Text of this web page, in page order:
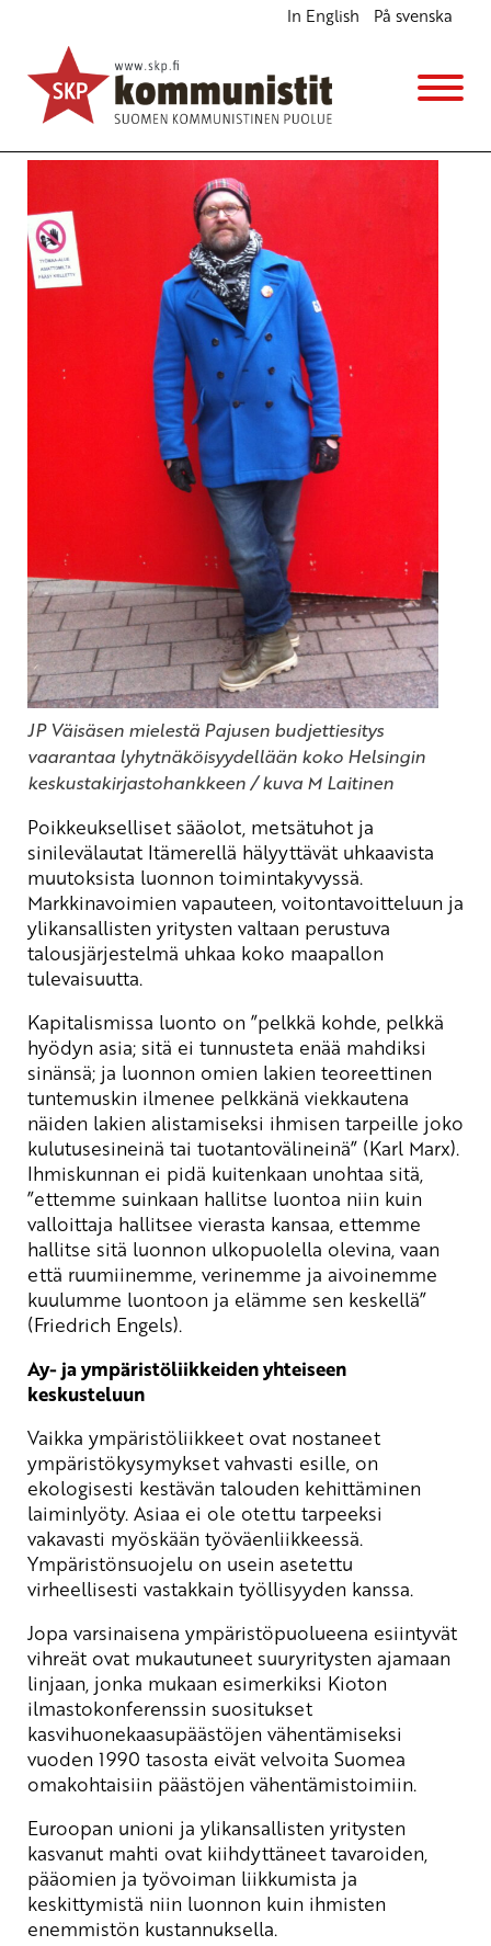
In English På svenska
Talouden ekologinen rakennemuutos on
välttämätön (SKP:n edustajakokous 1998)
Edustajakokousasiakirjat
28.6.1998 - 10:53
JP Väisäsen mielestä Pajusen budjettiesitys
vaarantaa lyhytnäköisyydellään koko Helsingin
keskustakirjastohankkeen / kuva M Laitinen
Poikkeukselliset sääolot, metsätuhot ja
sinilevälautat Itämerellä hälyyttävät uhkaavista
muutoksista luonnon toimintakyvyssä.
Markkinavoimien vapauteen, voitontavoitteluun ja
ylikansallisten yritysten valtaan perustuva
talousjärjestelmä uhkaa koko maapallon
tulevaisuutta.
Kapitalismissa luonto on ”pelkkä kohde, pelkkä
hyödyn asia; sitä ei tunnusteta enää mahdiksi
sinänsä; ja luonnon omien lakien teoreettinen
tuntemuskin ilmenee pelkkänä viekkautena
näiden lakien alistamiseksi ihmisen tarpeille joko
kulutusesineinä tai tuotantovälineinä” (Karl Marx).
Ihmiskunnan ei pidä kuitenkaan unohtaa sitä,
”ettemme suinkaan hallitse luontoa niin kuin
valloittaja hallitsee vierasta kansaa, ettemme
hallitse sitä luonnon ulkopuolella olevina, vaan
että ruumiinemme, verinemme ja aivoinemme
kuulumme luontoon ja elämme sen keskellä”
(Friedrich Engels).
Ay- ja ympäristöliikkeiden yhteiseen
keskusteluun
Vaikka ympäristöliikkeet ovat nostaneet
ympäristökysymykset vahvasti esille, on
ekologisesti kestävän talouden kehittäminen
laiminlyöty. Asiaa ei ole otettu tarpeeksi
vakavasti myöskään työväenliikkeessä.
Ympäristönsuojelu on usein asetettu
virheellisesti vastakkain työllisyyden kanssa.
Jopa varsinaisena ympäristöpuolueena esiintyvät
vihreät ovat mukautuneet suuryritysten ajamaan
linjaan, jonka mukaan esimerkiksi Kioton
ilmastokonferenssin suositukset
kasvihuonekaasupäästöjen vähentämiseksi
vuoden 1990 tasosta eivät velvoita Suomea
omakohtaisiin päästöjen vähentämistoimiin.
Euroopan unioni ja ylikansallisten yritysten
kasvanut mahti ovat kiihdyttäneet tavaroiden,
pääomien ja työvoiman liikkumista ja
keskittymistä niin luonnon kuin ihmisten
enemmistön kustannuksella.